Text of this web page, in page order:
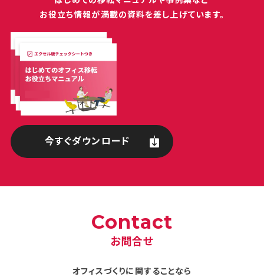
お役立ち情報が満載の資料を差し上げています。
今すぐダウンロード
Contact
お問合せ
オフィスづくりに関することなら